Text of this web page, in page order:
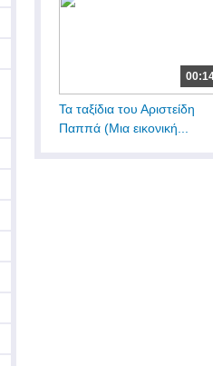
Τα ταξίδια του Αριστείδη
Παππά (Μια εικονική...